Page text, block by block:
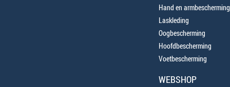
Hand en armbescherming
Laskleding
Oogbescherming
Hoofdbescherming
Voetbescherming
WEBSHOP